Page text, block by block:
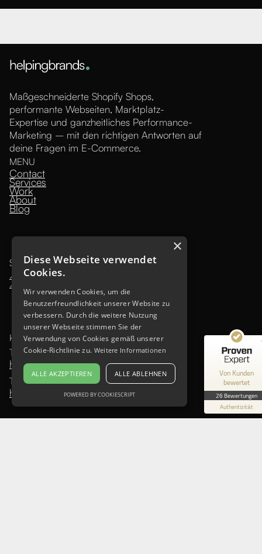
Maßgeschneiderte Shopify Shops,
performante Webseiten, Marktplatz-
Expertise und ganzheitliches Performance-
Marketing – mit den richtigen Antworten auf
deine Fragen im E-Commerce.
MENU
Contact
Services
Work
About
Blog
SOCIAL MEDIA
↗ Instagram
↗ LinkedIn
KONTAKT:
T: +49 30 21923709
hello@helpingbrands.de
TERMIN BUCHEN:
hier vereinbaren
Von Kunden
bewertet
26 Bewertungen
Authentizität
ProvenExpert.com
SEHR GUT
Bewertungen auf ProvenExpert.com
Blick aufs ProvenExpert-Profil werfen
×
Diese Webseite verwendet
Cookies.
Wir verwenden Cookies, um die
Benutzerfreundlichkeit unserer Website zu
verbessern. Durch die weitere Nutzung
unserer Webseite stimmen Sie der
Verwendung von Cookies gemäß unserer
Cookie-Richtlinie zu. Weitere Informationen
ALLE AKZEPTIEREN ALLE ABLEHNEN
POWERED BY COOKIESCRIPT